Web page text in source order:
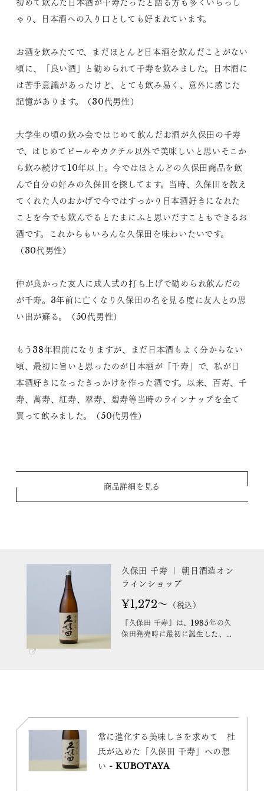
初めて飲んだ日本酒が千寿だったと語る方も多くいらっし
ゃり、日本酒への入り口としても好まれています。
お酒を飲みたてで、まだほとんど日本酒を飲んだことがない
頃に、「良い酒」と勧められて千寿を飲みました。日本酒に
は苦手意識があったけど、とても飲み易く、意外に感じた
記憶があります。（30代男性）
大学生の頃の飲み会ではじめて飲んだお酒が久保田の千寿
で、はじめてビールやカクテル以外で美味しいと思いそこか
ら飲み続けて10年以上。今ではほとんどの久保田商品を飲
んで自分の好みの久保田を探してます。当時、久保田を教え
てくれた人のおかげで今ではすっかり日本酒好きになれた
ことを今でも飲んでるとたまにふと思いだすこともできるお
酒です。これからもいろんな久保田を味わいたいです。
（30代男性）
仲が良かった友人に成人式の打ち上げで勧められ飲んだの
が千寿。3年前に亡くなり久保田の名を見る度に友人との思
い出が蘇る。（50代男性）
もう38年程前になりますが、まだ日本酒もよく分からない
頃、最初に旨いと思ったのが日本酒が「千寿」で、私が日
本酒好きになったきっかけを作った酒です。以来、百寿、千
寿、萬寿、紅寿、翠寿、碧寿等当時のラインナップを全て
買って飲みました。（50代男性）
商品詳細を見る
久保田 千寿 ｜ 朝日酒造オン
ラインショップ
¥1,272～ （税込）
『久保田 千寿』は、1985年の久
保田発売時に最初に誕生した、ま
常に進化する美味しさを求めて 杜
氏が込めた「久保田 千寿」への想
い - KUBOTAYA